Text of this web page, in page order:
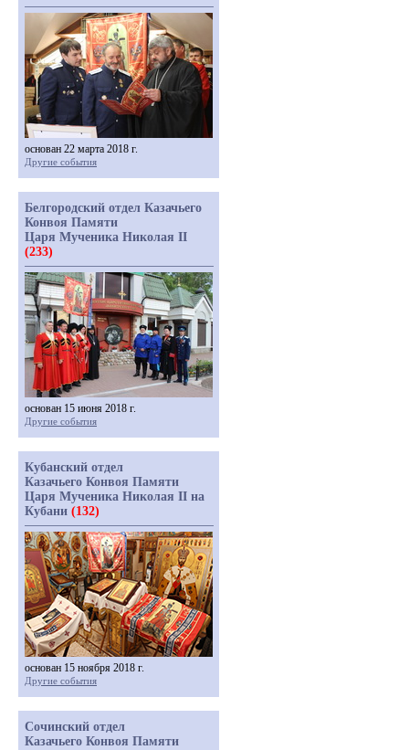
основан 22 марта 2018 г.
Другие события
Белгородский отдел Казачьего
Конвоя Памяти
Царя Мученика Николая II
(233)
основан 15 июня 2018 г.
Другие события
Кубанский отдел
Казачьего Конвоя Памяти
Царя Мученика Николая II на
Кубани (132)
основан 15 ноября 2018 г.
Другие события
Сочинский отдел
Казачьего Конвоя Памяти